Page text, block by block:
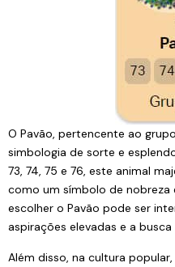
O Pavão, pertencente ao
simbologia de sorte e
73, 74, 75 e 76, este animal
como um símbolo de nobreza
escolher o Pavão pode ser
aspirações elevadas e a
Além disso, na cultura